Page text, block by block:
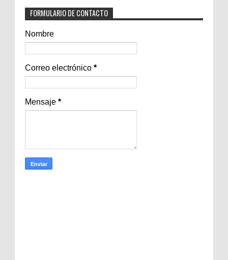
FORMULARIO DE CONTACTO
Nombre
Correo electrónico *
Mensaje *